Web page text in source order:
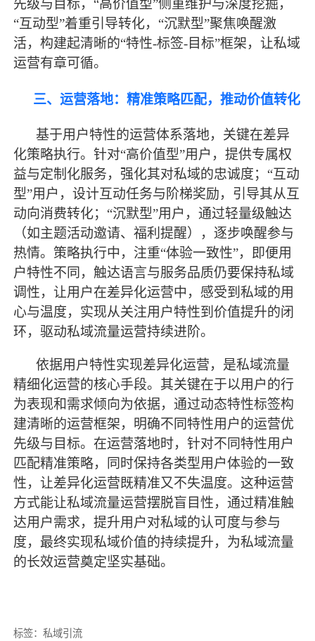
先级与目标，“高价值型”侧重维护与深度挖掘，
“互动型”着重引导转化，“沉默型”聚焦唤醒激
活，构建起清晰的“特性-标签-目标”框架，让私域
运营有章可循。
三、运营落地：精准策略匹配，推动价值转化
基于用户特性的运营体系落地，关键在差异
化策略执行。针对“高价值型”用户，提供专属权
益与定制化服务，强化其对私域的忠诚度；“互动
型”用户，设计互动任务与阶梯奖励，引导其从互
动向消费转化；“沉默型”用户，通过轻量级触达
（如主题活动邀请、福利提醒），逐步唤醒参与
热情。策略执行中，注重“体验一致性”，即便用
户特性不同，触达语言与服务品质仍要保持私域
调性，让用户在差异化运营中，感受到私域的用
心与温度，实现从关注用户特性到价值提升的闭
环，驱动私域流量运营持续进阶。
依据用户特性实现差异化运营，是私域流量
精细化运营的核心手段。其关键在于以用户的行
为表现和需求倾向为依据，通过动态特性标签构
建清晰的运营框架，明确不同特性用户的运营优
先级与目标。在运营落地时，针对不同特性用户
匹配精准策略，同时保持各类型用户体验的一致
性，让差异化运营既精准又不失温度。这种运营
方式能让私域流量运营摆脱盲目性，通过精准触
达用户需求，提升用户对私域的认可度与参与
度， 最终实现私域价值的持续提升，为私域流量
的长效运营奠定坚实基础。
标签：私域引流